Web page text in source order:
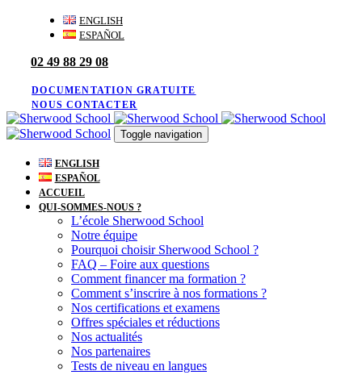
navigation
content
ENGLISH
ESPAÑOL
02 49 88 29 08
DOCUMENTATION GRATUITE
NOUS CONTACTER
Toggle navigation
ENGLISH
ESPAÑOL
ACCUEIL
QUI-SOMMES-NOUS ?
L’école Sherwood School
Notre équipe
Pourquoi choisir Sherwood School ?
FAQ – Foire aux questions
Comment financer ma formation ?
Comment s’inscrire à nos formations ?
Nos certifications et examens
Offres spéciales et réductions
Nos actualités
Nos partenaires
Tests de niveau en langues